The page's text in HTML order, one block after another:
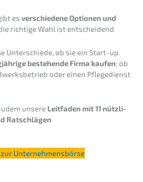
es verschie­de­ne Optio­nen und
richti­ge Wahl ist entscheidend
Unter­schie­de, ob sie ein Start-up
bestehen­de Firma kaufen; ob
oder einen Pflege­dienst
unsere Leitfa­den mit 11 nützli­
Ratschlägen
Unternehmensbörse